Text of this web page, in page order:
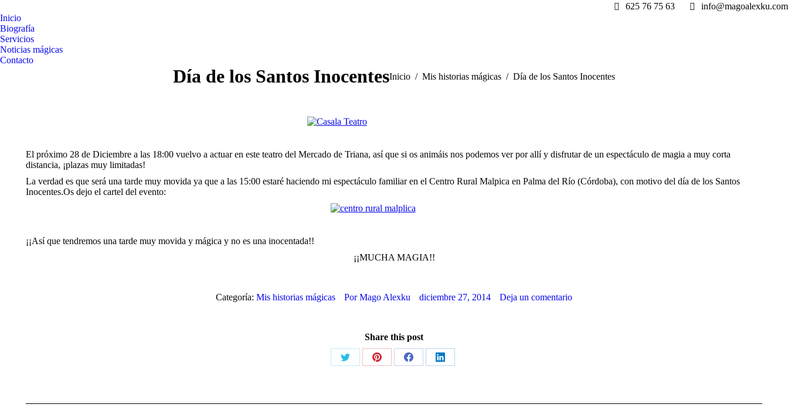
625 76 75 63
info@magoalexku.com
Inicio
Biografía
Servicios
Noticias mágicas
Contacto
Día de los Santos InocentesEstás aquí:
Inicio Mis historias mágicas Día de los Santos Inocentes
El próximo 28 de Diciembre a las 18:00 vuelvo a actuar en este teatro del Mercado de Triana, así que si os animáis nos podemos ver por allí y disfrutar de un espectáculo de magia a muy corta
distancia, ¡plazas muy limitadas!
La verdad es que será una tarde muy movida ya que a las 15:00 estaré haciendo mi espectáculo familiar en el Centro Rural Malpica en Palma del Río (Córdoba), con motivo del día de los Santos
Inocentes.Os dejo el cartel del evento:
¡¡Así que tendremos una tarde muy movida y mágica y no es una inocentada!!
¡¡MUCHA MAGIA!!
Categoría: Mis historias mágicas PorMago Alexku diciembre 27, 2014 Deja un comentario
Share this post
Share
Share
Share
Share